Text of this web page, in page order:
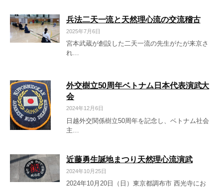
兵法二天一流と天然理心流の交流稽古
2025年7月6日
宮本武蔵が創設した二天一流の先生がたが来京さ
れ…
外交樹立50周年ベトナム日本代表演武大
会
2024年12月6日
日越外交関係樹立50周年を記念し、ベトナム社会
主…
近藤勇生誕地まつり天然理心流演武
2024年10月25日
2024年10月20日（日）東京都調布市 西光寺にお